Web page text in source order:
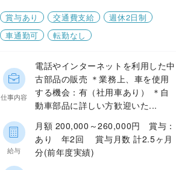
賞与あり 交通費支給
週休2日制
車通勤可
転勤なし
仕事内容
電話やインターネットを利用した中
古部品の販売 ＊業務上、車を使用
する機会：有（社用車あり） ＊自
動車部品に詳しい方歓迎いた...
給与
月額 200,000～260,000円 賞与：
あり 年2回 賞与月数 計2.5ヶ月
分(前年度実績)